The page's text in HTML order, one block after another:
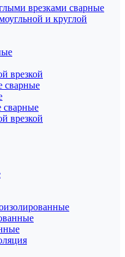
врезками сварные
и круглой
врезкой
сварные
сварные
врезкой